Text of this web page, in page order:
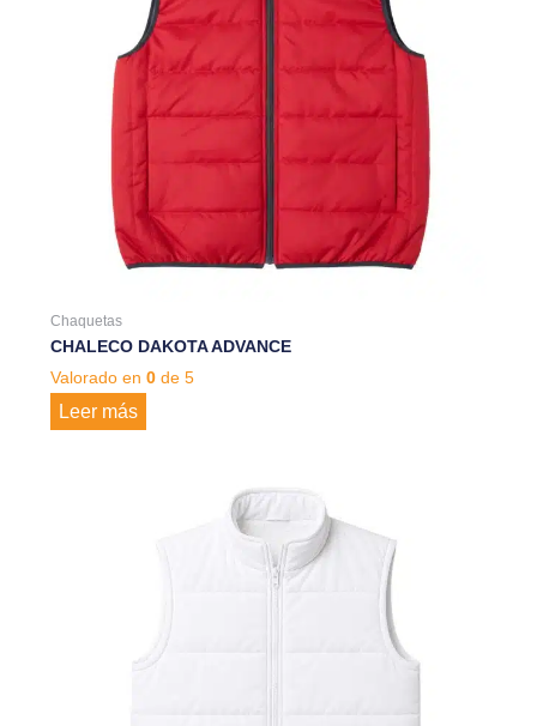
Chaquetas
CHALECO DAKOTA ADVANCE
Valorado en0 de 5
Leer más